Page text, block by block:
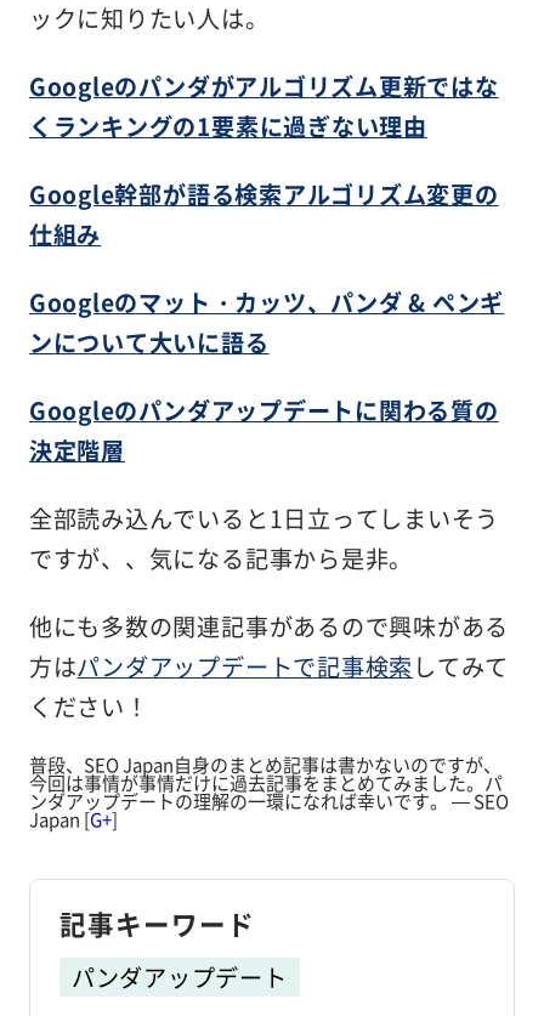
ックに知りたい人は。
Googleのパンダがアルゴリズム更新ではな
くランキングの1要素に過ぎない理由
Google幹部が語る検索アルゴリズム変更の
仕組み
Googleのマット・カッツ、パンダ & ペンギ
ンについて大いに語る
Googleのパンダアップデートに関わる質の
決定階層
全部読み込んでいると1日立ってしまいそう
ですが、、気になる記事から是非。
他にも多数の関連記事があるので興味がある
方はパンダアップデートで記事検索 してみて
ください！
普段、SEO Japan自身のまとめ記事は書かないのですが、
今回は事情が事情だけに過去記事をまとめてみました。パ
ンダアップデートの理解の一環になれば幸いです。 — SEO
Japan [G+]
記事キーワード
パンダアップデート